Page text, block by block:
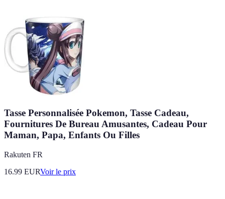
Tasse Personnalisée Pokemon, Tasse Cadeau,
Fournitures De Bureau Amusantes, Cadeau Pour
Maman, Papa, Enfants Ou Filles
Rakuten FR
16.99 EURVoir le prix